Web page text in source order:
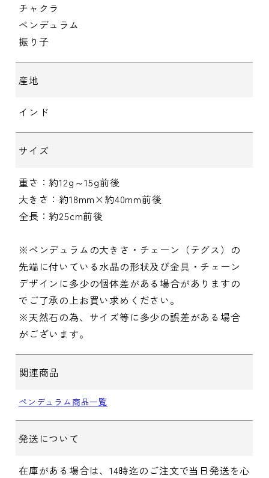
チャクラ
ペンデュラム
振り子
産地
インド
サイズ
重さ：約12g～15g前後
大きさ：約18mm×約40mm前後
全長：約25cm前後
※ペンデュラムの大きさ・チェーン（テグス）の
先端に付いている水晶の形状及び金具・チェーン
デザインに多少の個体差がある場合がありますの
でご了承の上お買い求めください。
※天然石の為、サイズ等に多少の誤差がある場合
がございます。
関連商品
ペンデュラム商品一覧
発送について
在庫がある場合は、14時迄のご注文で当日発送を心